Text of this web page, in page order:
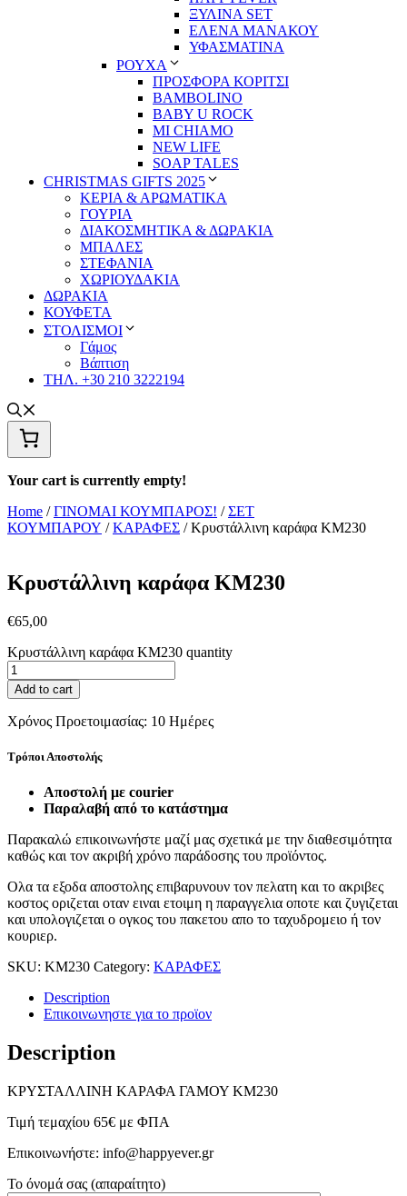
ΞΥΛΙΝΑ SET
ΕΛΕΝΑ ΜΑΝΑΚΟΥ
ΥΦΑΣΜΑΤΙΝΑ
ΡΟΥΧΑ
ΠΡΟΣΦΟΡΑ ΚΟΡΙΤΣΙ
BAMBOLINO
BABY U ROCK
MI CHIAMO
NEW LIFE
SOAP TALES
CHRISTMAS GIFTS 2025
ΚΕΡΙΑ & ΑΡΩΜΑΤΙΚΑ
ΓΟΥΡΙΑ
ΔΙΑΚΟΣΜΗΤΙΚΑ & ΔΩΡΑΚΙΑ
ΜΠΑΛΕΣ
ΣΤΕΦΑΝΙΑ
ΧΩΡΙΟΥΔΑΚΙΑ
ΔΩΡΑΚΙΑ
ΚΟΥΦΕΤΑ
ΣΤΟΛΙΣΜΟΙ
Γάμος
Βάπτιση
ΤΗΛ. +30 210 3222194
Your cart is currently empty!
Home /ΓΙΝΟΜΑΙ ΚΟΥΜΠΑΡΟΣ! /ΣΕΤ
ΚΟΥΜΠΑΡΟΥ /ΚΑΡΑΦΕΣ / Κρυστάλλινη καράφα ΚΜ230
Κρυστάλλινη καράφα ΚΜ230
€65,00
Κρυστάλλινη καράφα ΚΜ230 quantity
Add to cart
Χρόνος Προετοιμασίας: 10 Ημέρες
Τρόποι Αποστολής
Αποστολή με courier
Παραλαβή από το κατάστημα
Παρακαλώ επικοινωνήστε μαζί μας σχετικά με την διαθεσιμότητα
καθώς και τον ακριβή χρόνο παράδοσης του προϊόντος.
Ολα τα εξοδα αποστολης επιβαρυνουν τον πελατη και το ακριβες
κοστος οριζεται οταν ειναι ετοιμη η παραγγελια οποτε και ζυγιζεται
και υπολογιζεται ο ογκος του πακετου απο το ταχυδρομειο ή τον
κουριερ.
SKU: ΚΜ230 Category: ΚΑΡΑΦΕΣ
Description
Επικοινωνηστε για το προϊoν
Description
ΚΡΥΣΤΑΛΛΙΝΗ ΚΑΡΑΦΑ ΓΑΜΟΥ ΚΜ230
Τιμή τεμαχίου 65€ με ΦΠΑ
Επικοινωνήστε: info@happyever.gr
Το όνομά σας (απαραίτητο)